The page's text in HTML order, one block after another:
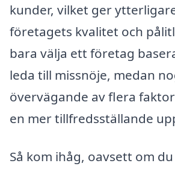
kunder, vilket ger
företagets kvalitet och
bara välja ett företag
leda till missnöje, medan
övervägande av flera
en mer tillfredsställande
Så kom ihåg, oavsett om